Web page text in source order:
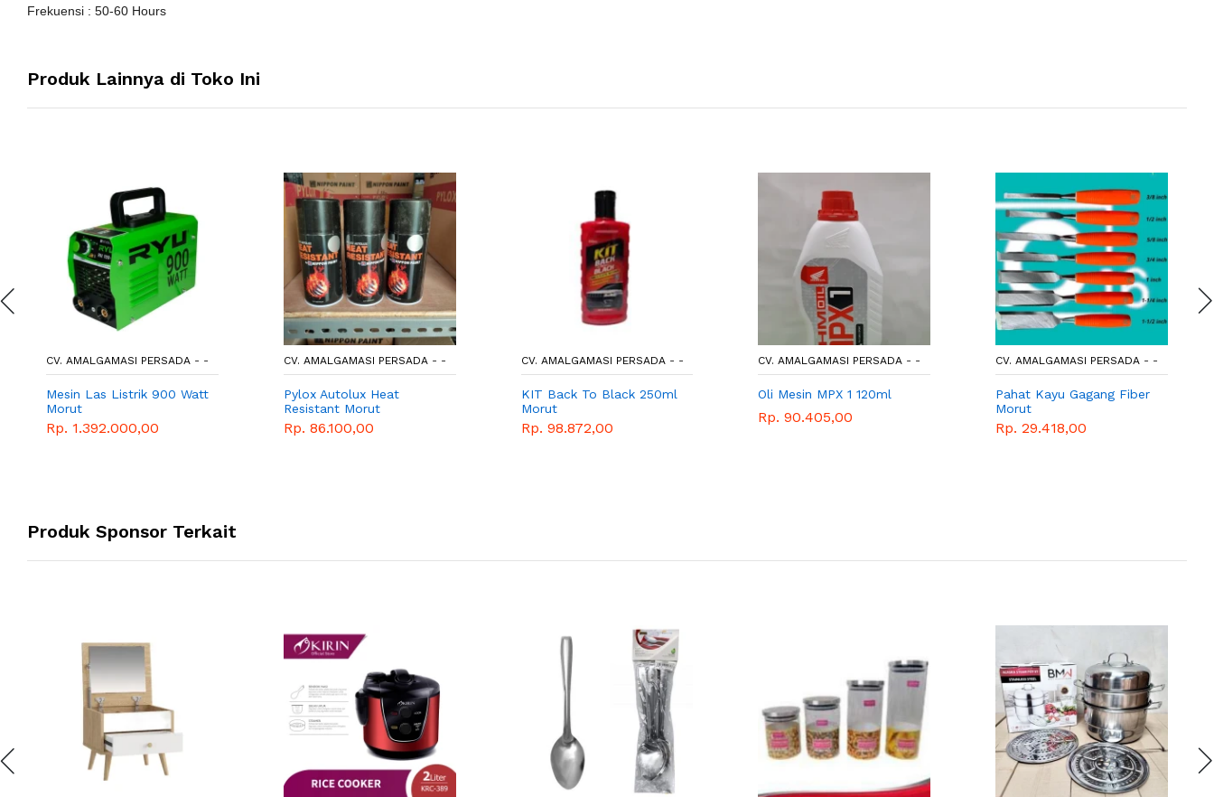
Frekuensi : 50-60 Hours
Produk Lainnya di Toko Ini
CV. AMALGAMASI PERSADA - -
Mesin Las Listrik 900 Watt
Morut
Rp. 1.392.000,00
CV. AMALGAMASI PERSADA - -
Pylox Autolux Heat
Resistant Morut
Rp. 86.100,00
CV. AMALGAMASI PERSADA - -
KIT Back To Black 250ml
Morut
Rp. 98.872,00
CV. AMALGAMASI PERSADA - -
Oli Mesin MPX 1 120ml
Rp. 90.405,00
CV. AMALGAMASI PERSADA - -
Pahat Kayu Gagang Fiber
Morut
Rp. 29.418,00
Produk Sponsor Terkait